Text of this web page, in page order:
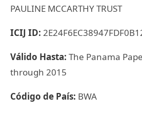
PAULINE MCCARTHY TRUST
ICIJ ID:
Válido Hasta: The Panama
through 2015
Código de País: BWA